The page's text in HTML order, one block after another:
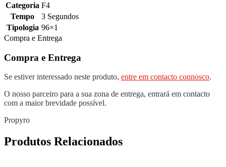
Categoria F4
Tempo
3 Segundos
Tipologia 96×1
Compra e Entrega
Compra e Entrega
Se estiver interessado neste produto, entre em contacto connosco.
O nosso parceiro para a sua zona de entrega, entrará em contacto
com a maior brevidade possível.
Propyro
Produtos Relacionados